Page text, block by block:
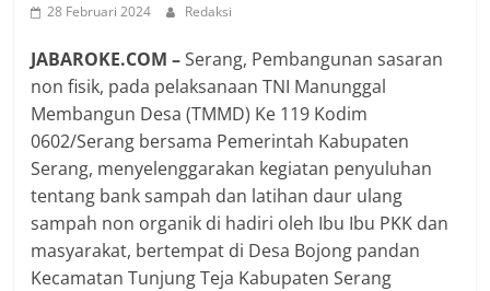
28 Februari 2024 Redaksi
JABAROKE.COM –Serang, Pembangunan sasaran
non fisik, pada pelaksanaan TNI Manunggal
Membangun Desa (TMMD) Ke 119 Kodim
0602/Serang bersama Pemerintah Kabupaten
Serang, menyelenggarakan kegiatan penyuluhan
tentang bank sampah dan latihan daur ulang
sampah non organik di hadiri oleh Ibu Ibu PKK dan
masyarakat, bertempat di Desa Bojong pandan
Kecamatan Tunjung Teja Kabupaten Serang